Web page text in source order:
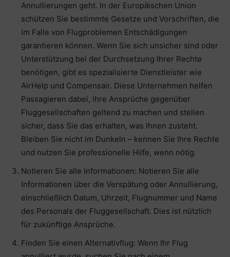
Annullierungen geht. In der Europäischen Union
schützen Sie bestimmte Gesetze und Vorschriften, die
im Falle von Flugproblemen Entschädigungen
garantieren können. Wenn Sie sich unsicher sind oder
Unterstützung bei der Durchsetzung Ihrer Rechte
benötigen, gibt es spezialisierte Dienstleister wie
AirHelp und Compensair. Diese Unternehmen helfen
Passagieren dabei, ihre Ansprüche gegenüber
Fluggesellschaften geltend zu machen und stellen
sicher, dass Sie das erhalten, was Ihnen zusteht.
Bleiben Sie nicht im Dunkeln – kennen Sie Ihre Rechte
und nutzen Sie professionelle Hilfe, wenn nötig.
Notieren Sie alle Informationen: Notieren Sie alle
Informationen über die Verspätung oder Annullierung,
einschließlich Datum, Uhrzeit, Flugnummer und Name
des Personals der Fluggesellschaft. Dies ist nützlich
für zukünftige Ansprüche.
Finden Sie einen Alternativflug: Wenn Ihr Flug